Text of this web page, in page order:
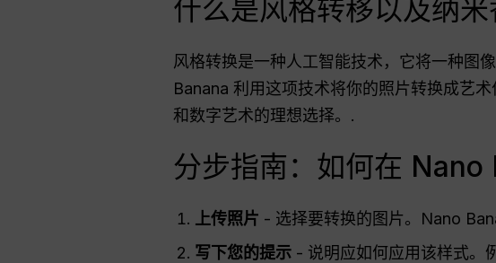
什么是风格转移以及纳
风格转换是一种人工智能技术，它将一种图
Banana 利用这项技术将你的照片转换成艺
和数字艺术的理想选择。.
分步指南：如何在
上传照片 - 选择要转换的图片。Nano
写下您的提示 - 说明应如何应用该样式。